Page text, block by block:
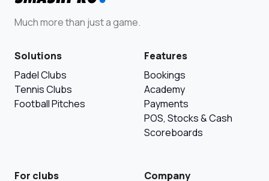
Much more than just a game.
Solutions
Padel Clubs
Tennis Clubs
Football Pitches
Features
Bookings
Academy
Payments
POS, Stocks & Cash
Scoreboards
For clubs Company